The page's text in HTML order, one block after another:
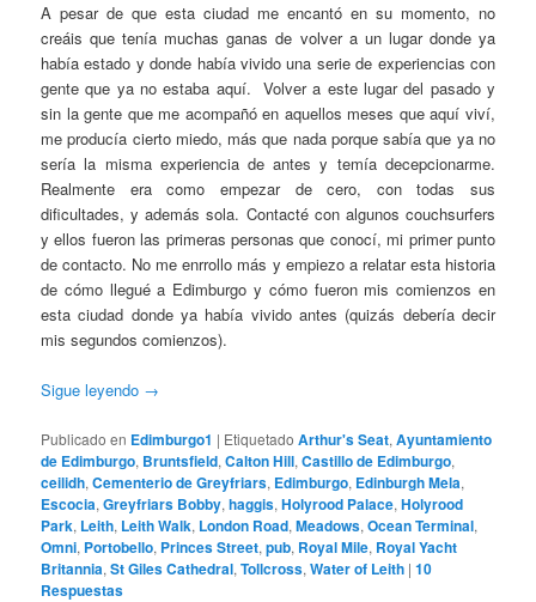
A pesar de que esta ciudad me encantó en su momento, no
creáis que tenía muchas ganas de volver a un lugar donde ya
había estado y donde había vivido una serie de experiencias con
gente que ya no estaba aquí. Volver a este lugar del pasado y
sin la gente que me acompañó en aquellos meses que aquí viví,
me producía cierto miedo, más que nada porque sabía que ya no
sería la misma experiencia de antes y temía decepcionarme.
Realmente era como empezar de cero, con todas sus
dificultades, y además sola. Contacté con algunos couchsurfers
y ellos fueron las primeras personas que conocí, mi primer punto
de contacto. No me enrrollo más y empiezo a relatar esta historia
de cómo llegué a Edimburgo y cómo fueron mis comienzos en
esta ciudad donde ya había vivido antes (quizás debería decir
mis segundos comienzos).
Sigue leyendo →
Publicado en Edimburgo1 | Etiquetado Arthur's Seat,Ayuntamiento
de Edimburgo, Bruntsfield,Calton Hill,Castillo de Edimburgo,
ceilidh,Cementerio de Greyfriars, Edimburgo, Edinburgh Mela,
Escocia,Greyfriars Bobby,haggis,Holyrood Palace,Holyrood
Park, Leith, Leith Walk, London Road,Meadows,Ocean Terminal,
Omni, Portobello, Princes Street,pub, Royal Mile, Royal Yacht
Britannia,St Giles Cathedral,Tollcross,Water of Leith |10
Respuestas